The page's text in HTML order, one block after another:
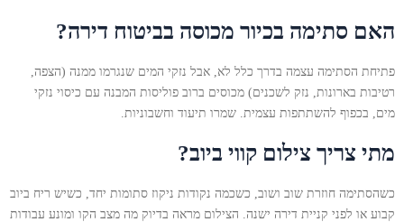
האם סתימה בכיור מכוסה בביטוח דירה?
פתיחת הסתימה עצמה בדרך כלל לא, אבל נזקי המים שנגרמו ממנה (הצפה,
רטיבות בארונות, נזק לשכנים) מכוסים ברוב פוליסות המבנה עם כיסוי נזקי
מים, בכפוף להשתתפות עצמית. שמרו תיעוד וחשבוניות.
מתי צריך צילום קווי ביוב?
כשהסתימה חוזרת שוב ושוב, כשכמה נקודות ניקוז סתומות יחד, כשיש ריח ביוב
קבוע או לפני קניית דירה ישנה. הצילום מראה בדיוק מה מצב הקו ומונע עבודות